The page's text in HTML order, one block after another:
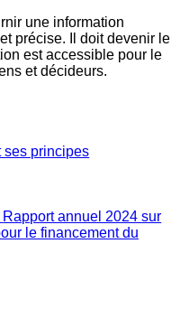
une information
précise. Il doit devenir le
est accessible pour le
et décideurs.
ses principes
Rapport annuel 2024 sur
le financement du